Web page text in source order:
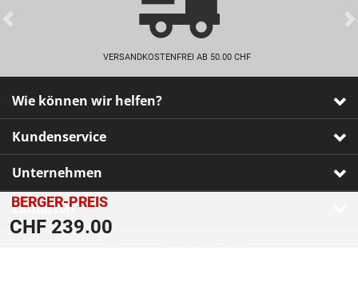
BERGER-PREIS
CHF 239.00
VERSANDKOSTENFREI AB 50.00 CHF
Previous
Wie können wir helfen?
Kundenservice
Unternehmen
Zahlarten